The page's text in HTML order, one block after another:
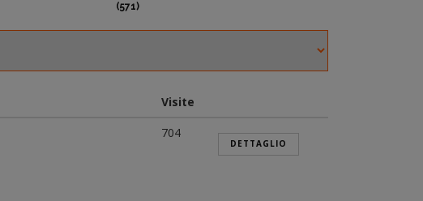
(494)
Visite
704
DETTAGLIO